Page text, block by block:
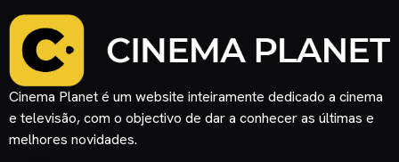
Cinema Planet é um website inteiramente dedicado a cinema
e televisão, com o objectivo de dar a conhecer as últimas e
melhores novidades.